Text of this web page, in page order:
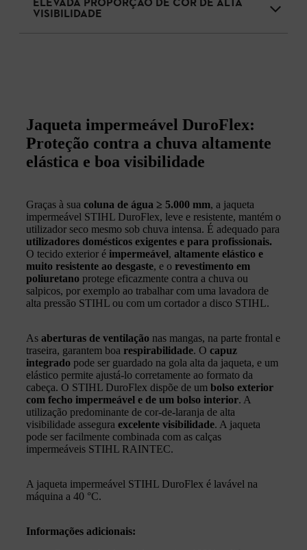
ELEVADA PROPORÇÃO DE COR DE ALTA
VISIBILIDADE
Jaqueta impermeável DuroFlex:
Proteção contra a chuva altamente
elástica e boa visibilidade
Graças à sua coluna de água ≥ 5.000 mm, a jaqueta
impermeável STIHL DuroFlex, leve e resistente, mantém o
utilizador seco mesmo sob chuva intensa. É adequado para
utilizadores domésticos exigentes e para profissionais.
O tecido exterior é impermeável, altamente elástico e
muito resistente ao desgaste, e o revestimento em
poliuretano protege eficazmente contra a chuva ou
salpicos, por exemplo ao trabalhar com uma lavadora de
alta pressão STIHL ou com um cortador a disco STIHL.
As aberturas de ventilação nas mangas, na parte frontal e
traseira, garantem boa respirabilidade. O capuz
integrado pode ser guardado na gola alta da jaqueta, e um
elástico permite ajustá‑lo corretamente ao formato da
cabeça. O STIHL DuroFlex dispõe de um bolso exterior
com fecho impermeável e de um bolso interior. A
utilização predominante de cor‑de‑laranja de alta
visibilidade assegura excelente visibilidade. A jaqueta
pode ser facilmente combinada com as calças
impermeáveis STIHL RAINTEC.
A jaqueta impermeável STIHL DuroFlex é lavável na
máquina a 40 °C.
Informações adicionais: